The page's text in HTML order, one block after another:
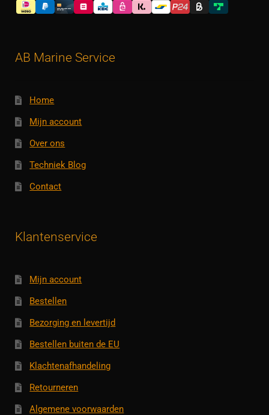
AB Marine Service
Home
Mijn account
Over ons
Techniek Blog
Contact
Klantenservice
Mijn account
Bestellen
Bezorging en levertijd
Bestellen buiten de EU
Klachtenafhandeling
Retourneren
Algemene voorwaarden